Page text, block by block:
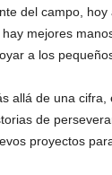
del campo,
hay mejores
a los
allá de una
de
proyectos